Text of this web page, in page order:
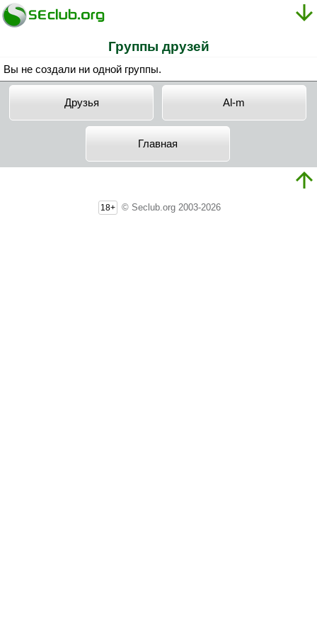
Группы друзей
Вы не создали ни одной группы.
Друзья Al-m
Главная
18+ © Seclub.org 2003-2026